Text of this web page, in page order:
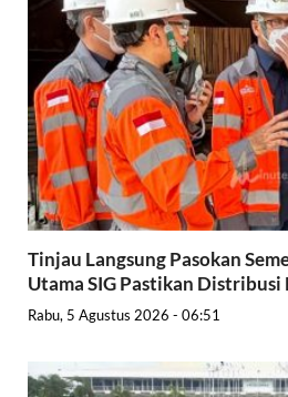
Tinjau Langsung Pasokan
Utama SIG Pastikan
Rabu, 5 Agustus 2026 - 06:51